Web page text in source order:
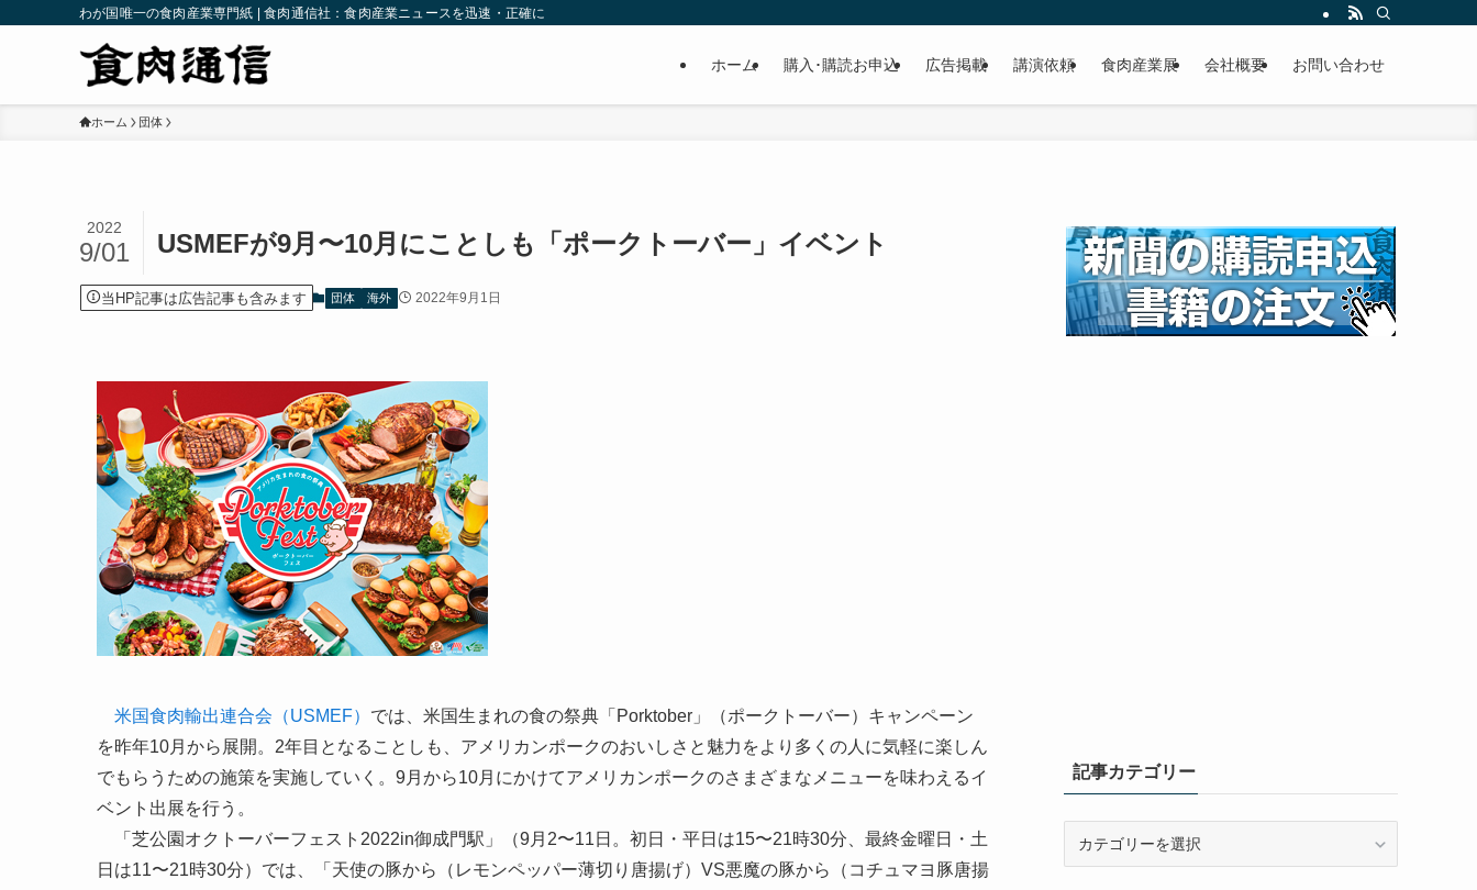
わが国唯一の食肉産業専門紙 | 食肉通信社：食肉産業ニュースを迅速・正確に
ホーム 購入･購読お申込 広告掲載 講演依頼 食肉産業展 会社概要 お問い合わせ
ホーム 団体
USMEFが9月〜10月にことしも「ポークトーバー」イベント
2022
9/01
当HP記事は広告記事も含みます 団体 海外 2022年9月1日
米国食肉輸出連合会（USMEF） では、米国生まれの食の祭典「Porktober」（ポークトーバー）キャンペーン
を昨年10月から展開。2年目となることしも、アメリカンポークのおいしさと魅力をより多くの人に気軽に楽しん
でもらうための施策を実施していく。9月から10月にかけてアメリカンポークのさまざまなメニューを味わえるイ
ベント出展を行う。
「芝公園オクトーバーフェスト2022in御成門駅」（9月2〜11日。初日・平日は15〜21時30分、最終金曜日・土
日は11〜21時30分）では、「天使の豚から（レモンペッパー薄切り唐揚げ）VS悪魔の豚から（コチュマヨ豚唐揚
記事カテゴリー